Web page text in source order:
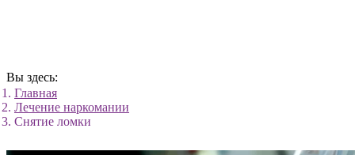
Вы здесь:
Главная
Лечение наркомании
Снятие ломки